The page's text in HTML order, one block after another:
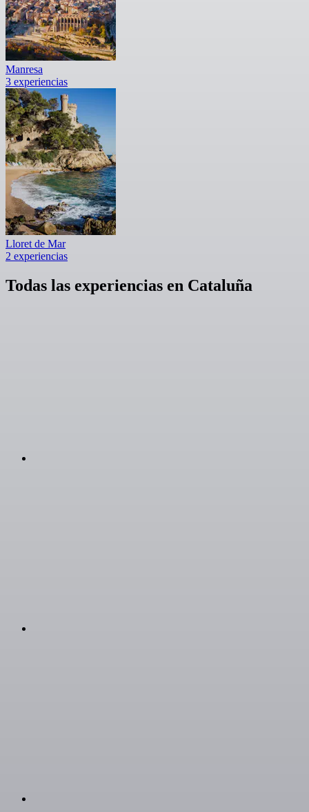
Manresa
3 experiencias
Lloret de Mar
2 experiencias
Todas las experiencias en Cataluña